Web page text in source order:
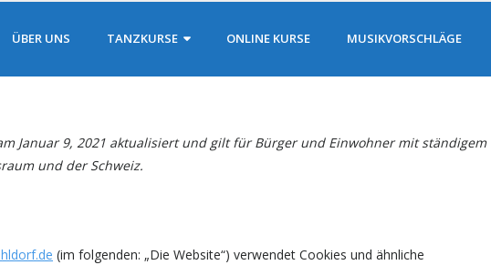
ÜBER UNS TANZKURSE ONLINE KURSE MUSIKVORSCHLÄGE
Januar 9, 2021 aktualisiert und gilt für Bürger und Einwohner mit ständigem
und der Schweiz.
(im folgenden: „Die Website“) verwendet Cookies und ähnliche